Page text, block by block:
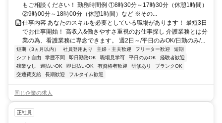
もご相談ください！ 勤務時間例 ①8時30分～17時30分（休憩1時間）
②9時00分～18時00分（休憩1時間）など ※その...
仕事内容 あなたのスキルを必要としている職場があります！ 最短3日
でお仕事開始！ 高収入&働きやすさ重視のお仕事探し 介護業務とは分
業の為、看護業務に専念できます。 週2日～/平日のみOK/日勤のみ/...
短期（3ヵ月以内） 社員登用あり 主婦・主夫歓迎 フリーター歓迎
短期
シフト自由
学歴不問 即日勤務OK 職場見学可 平日のみOK
経験者歓迎
残業なし
週払いOK 即日払いOK 有資格者歓迎 研修あり
ブランクOK
交通費支給
長期歓迎 フルタイム歓迎
同じ企業の求人
正社員